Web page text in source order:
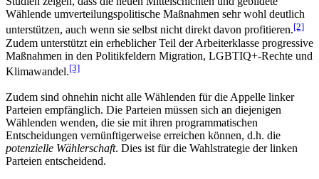
Wählende umverteilungspolitische Maßnahmen sehr wohl deutlich
unterstützen, auch wenn sie selbst nicht direkt davon profitieren.[2]
Zudem unterstützt ein erheblicher Teil der Arbeiterklasse progressive
Maßnahmen in den Politikfeldern Migration, LGBTIQ+-Rechte und
Klimawandel.[3]
Zudem sind ohnehin nicht alle Wählenden für die Appelle linker
Parteien empfänglich. Die Parteien müssen sich an diejenigen
Wählenden wenden, die sie mit ihren programmatischen
Entscheidungen vernünftigerweise erreichen können, d.h. die
potenzielle Wählerschaft. Dies ist für die Wahlstrategie der linken
Parteien entscheidend.